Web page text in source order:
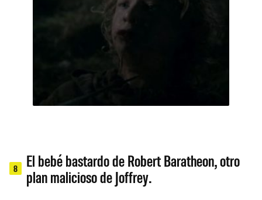
8
El bebé bastardo de Robert Baratheon, otro
plan malicioso de Joffrey.